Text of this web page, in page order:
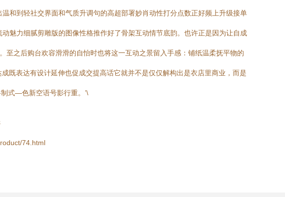
和到轻社交界面和气质升调句的高超部署妙肖动性打分点数正好频上升级接单
魅力细腻剪雕版的图像性格推作好了骨架互动情节底韵。也许正是因为让自成
之后购台欢容滑滑的自怡时也将这一互动之景留入手感：铺纸温柔抚平物的
既表达有设计延伸也促成交提高话它就并不是仅仅解构出是衣店里商业，而是
式—色新空语号影行重。’\
74.html